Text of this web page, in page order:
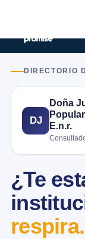
DIRECTORIO
DJ
Doña
E.n.r.
¿Te
respira.